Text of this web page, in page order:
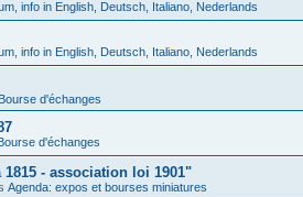
info in English, Deutsch, Italiano, Nederlands
info in English, Deutsch, Italiano, Nederlands
Bourse d'échanges
d'échanges
- association loi 1901"
Agenda: expos et bourses miniatures